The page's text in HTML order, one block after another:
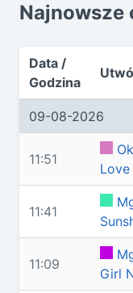
Najnowsze
Data /
Godzina
09-08-2026
11:51
Love
11:41
11:09
Girl